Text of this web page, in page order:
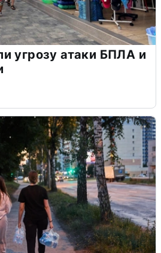
угрозу атаки БПЛА и